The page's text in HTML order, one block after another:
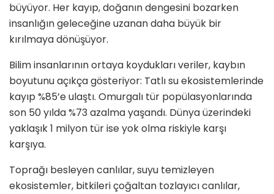
büyüyor. Her kayıp, doğanın dengesini bozarken
insanlığın geleceğine uzanan daha büyük bir
kırılmaya dönüşüyor.
Bilim insanlarının ortaya koydukları veriler, kaybın
boyutunu açıkça gösteriyor: Tatlı su ekosistemlerinde
kayıp %85’e ulaştı. Omurgalı tür popülasyonlarında
son 50 yılda %73 azalma yaşandı. Dünya üzerindeki
yaklaşık 1 milyon tür ise yok olma riskiyle karşı
karşıya.
Toprağı besleyen canlılar, suyu temizleyen
ekosistemler, bitkileri çoğaltan tozlayıcı canlılar,